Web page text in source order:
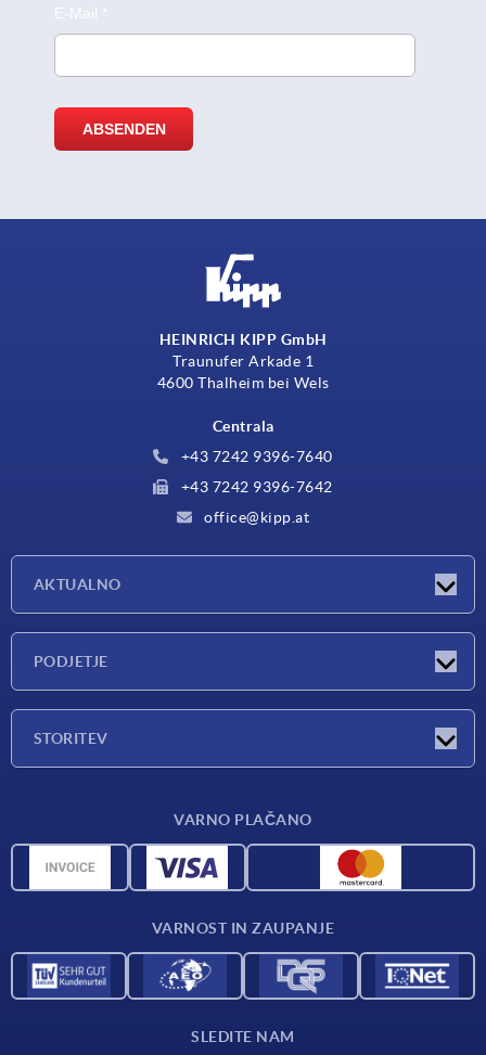
HEINRICH KIPP GmbH
Traunufer Arkade 1
4600 Thalheim bei Wels
Centrala
+43 7242 9396-7640
+43 7242 9396-7642
office@kipp.at
AKTUALNO
PODJETJE
STORITEV
CAD podatki
Za dobavitelje
VARNO PLAČANO
VARNOST IN ZAUPANJE
SLEDITE NAM